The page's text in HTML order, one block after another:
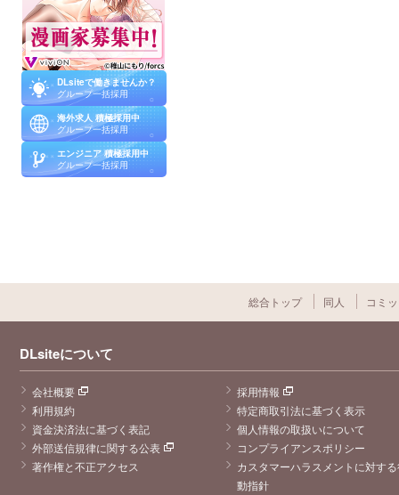
必ず生まれ変わ
って二度目の人
生は夜美くんに
愛情や温もりを
沢山与えてくれ
るご両親に育て
られ毎日穏やか
に過ごしてほし
い。おそらく経
験していないで
あろう青春をた
くさん楽しんで
今度こそ自分の
ために生きてく
ださい
DLsiteで働きませんか？
グループ一括採用
海外求人 積極採用中
グループ一括採用
エンジニア 積極採用中
グループ一括採用
総合トップ 同人 コミ
DLsiteについて
会社概要
採用情報
利用規約
特定商取引法に基づく表示
資金決済法に基づく表記
個人情報の取扱いについて
外部送信規律に関する公表
コンプライアンスポリシー
著作権と不正アクセス
カスタマーハラスメントに対す
動指針